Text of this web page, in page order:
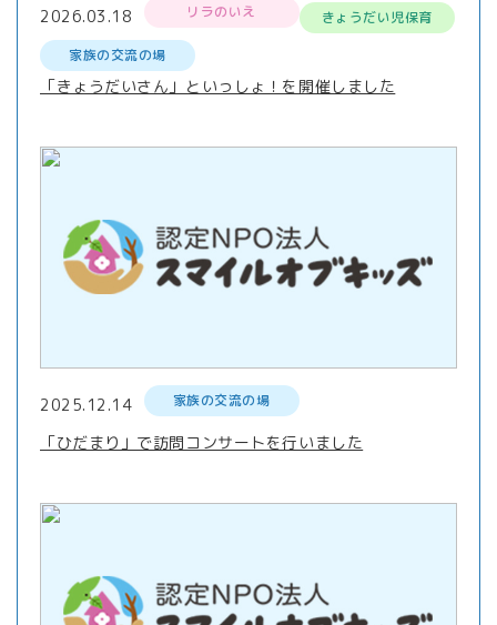
2026.03.18 リラのいえ
きょうだい児保育
家族の交流の場
「きょうだいさん」といっしょ！を開催しました
2025.12.14 家族の交流の場
「ひだまり」で訪問コンサートを行いました